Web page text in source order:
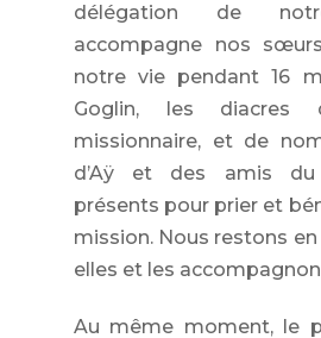
délégation de
accompagne nos
notre vie pendant 16
Goglin, les diacres
missionnaire, et de
d’Aÿ et des amis
présents pour prier et
mission. Nous restons
elles et les
Au même moment, le